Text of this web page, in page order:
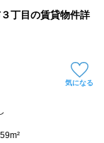
丁目の賃貸物件詳
気になる